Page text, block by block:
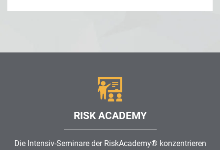
RISK ACADEMY
Die Intensiv-Seminare der RiskAcademy® konzentrieren